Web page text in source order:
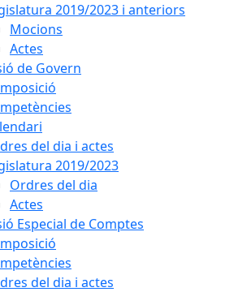
2019/2023 i anteriors
Mocions
Actes
de Govern
del dia i actes
2019/2023
Ordres del dia
Actes
Especial de Comptes
del dia i actes